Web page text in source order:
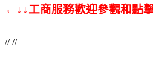
←↓↓工商服務歡迎參觀和點
// //